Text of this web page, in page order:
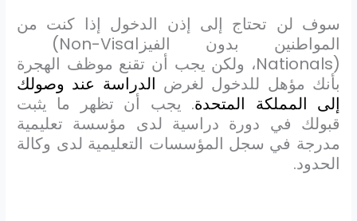
سوف لن تحتاج إلى إذن الدخول إذا كنت من
المواطنين بدون الفيزا(Non-Visa
Nationals)، ولكن يجب أن تقنع موظف الهجرة
بأنك مؤهل للدخول لغرض الدراسة عند وصولك
إلى المملكة المتحدة. يجب أن تظهر ما يثبت
قبولك في دورة دراسية لدى مؤسسة تعليمية
مدرجة في سجل المؤسسات التعليمية لدى وكالة
الحدود.